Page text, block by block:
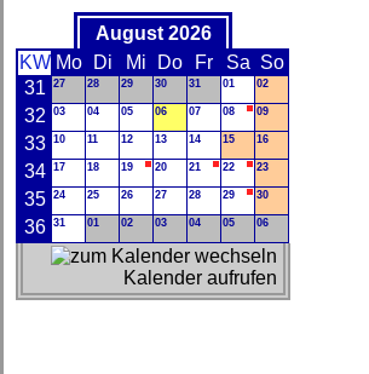
August 2026
KW Mo Di Mi Do Fr Sa So
31
27 28 29 30 31 01 02
32 03 04 05 06 07 08 09
33 10 11 12 13 14 15 16
34 17 18 19 20 21 22 23
35 24 25 26 27 28 29 30
36 31 01 02 03 04 05 06
Kalender aufrufen